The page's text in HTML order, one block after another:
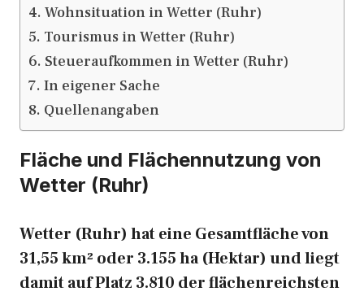
Wohnsituation in Wetter (Ruhr)
Tourismus in Wetter (Ruhr)
Steueraufkommen in Wetter (Ruhr)
In eigener Sache
Quellenangaben
Fläche und Flächennutzung von
Wetter (Ruhr)
Wetter (Ruhr) hat eine Gesamtfläche von
31,55 km² oder 3.155 ha (Hektar) und liegt
damit auf Platz 3.810 der flächenreichsten